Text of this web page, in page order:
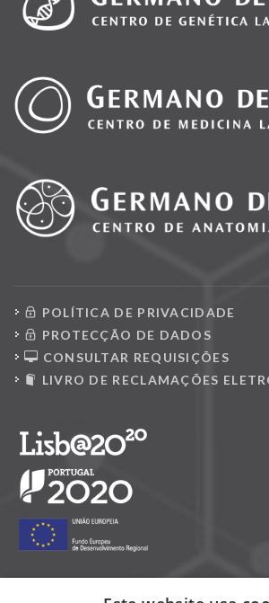
POLÍTICA DE PRIVACIDADE
PROTECÇÃO DE DADOS
CONSULTAR REQUISIÇÕES
LIVRO DE RECLAMAÇÕES